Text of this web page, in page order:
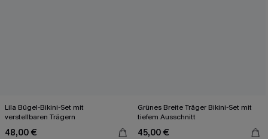
Lila Bügel-Bikini-Set mit
verstellbaren Trägern
48,00 €
Grünes Breite Träger Bikini-Set mit
tiefem Ausschnitt
45,00 €